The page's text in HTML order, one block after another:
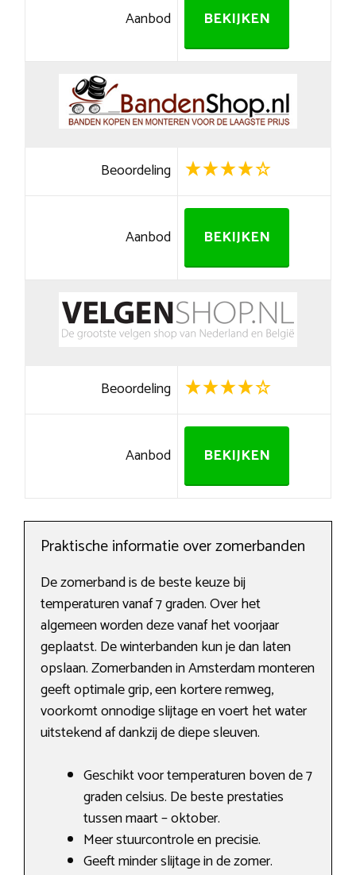
Aanbod BEKIJKEN
Beoordeling
Aanbod BEKIJKEN
Beoordeling
Aanbod BEKIJKEN
Praktische informatie over zomerbanden
De zomerband is de beste keuze bij
temperaturen vanaf 7 graden. Over het
algemeen worden deze vanaf het voorjaar
geplaatst. De winterbanden kun je dan laten
opslaan. Zomerbanden in Amsterdam monteren
geeft optimale grip, een kortere remweg,
voorkomt onnodige slijtage en voert het water
uitstekend af dankzij de diepe sleuven.
Geschikt voor temperaturen boven de 7
graden celsius. De beste prestaties
tussen maart – oktober.
Meer stuurcontrole en precisie.
Geeft minder slijtage in de zomer.